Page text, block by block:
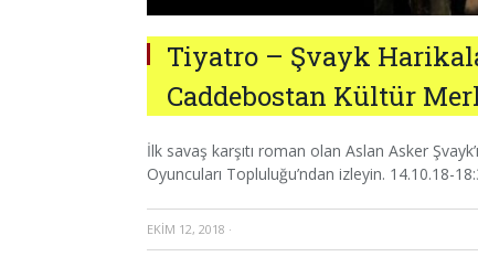
Tiyatro – Şvayk
Caddebostan Kültür
İlk savaş karşıtı roman olan Aslan Asker
Oyuncuları Topluluğu’ndan izleyin. 14.10.18-
EKIM 12, 2018 ·